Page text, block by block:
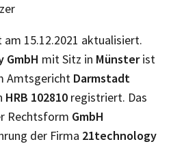
15.12.2021 aktualisiert.
GmbH mit Sitz in Münsterist
Amtsgericht Darmstadt
HRB 102810 registriert. Das
Rechtsform GmbH
der Firma 21technology